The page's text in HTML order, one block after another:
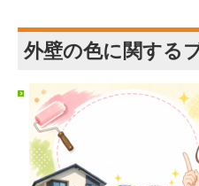
外壁の色に関する